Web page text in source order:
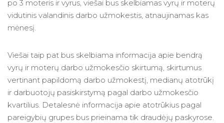
po 3 moteris ir vyrus, viešai bus skelbiamas vyrų ir moterų
vidutinis valandinis darbo užmokestis, atnaujinamas kas
mėnesį.
Viešai taip pat bus skelbiama informacija apie bendrą
vyrų ir moterų darbo užmokesčio skirtumą, skirtumus
vertinant papildomą darbo užmokestį, medianų atotrūkį
ir darbuotojų pasiskirstymą pagal darbo užmokesčio
kvartilius. Detalesnė informacija apie atotrūkius pagal
pareigybių grupes bus prieinama tik draudėjų paskyrose.